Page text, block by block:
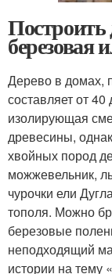
Построить
березовая
Дерево в домах,
составляет от
изолирующая
древесины,
хвойных пород
можжевельник,
чурочки ели
тополя. Можно
березовые
неподходящий
истории на тему